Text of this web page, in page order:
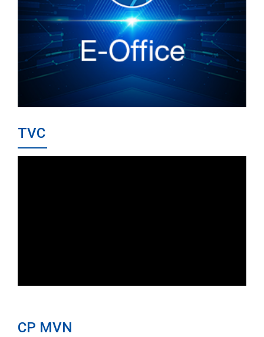
TVC
CP MVN